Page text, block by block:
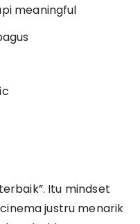
meaningful
Itu mindset
justru menarik